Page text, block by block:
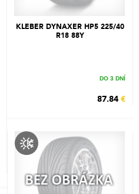
KLEBER DYNAXER HP5 225/40
R18 88Y
DO 3 DNÍ
87.84 €